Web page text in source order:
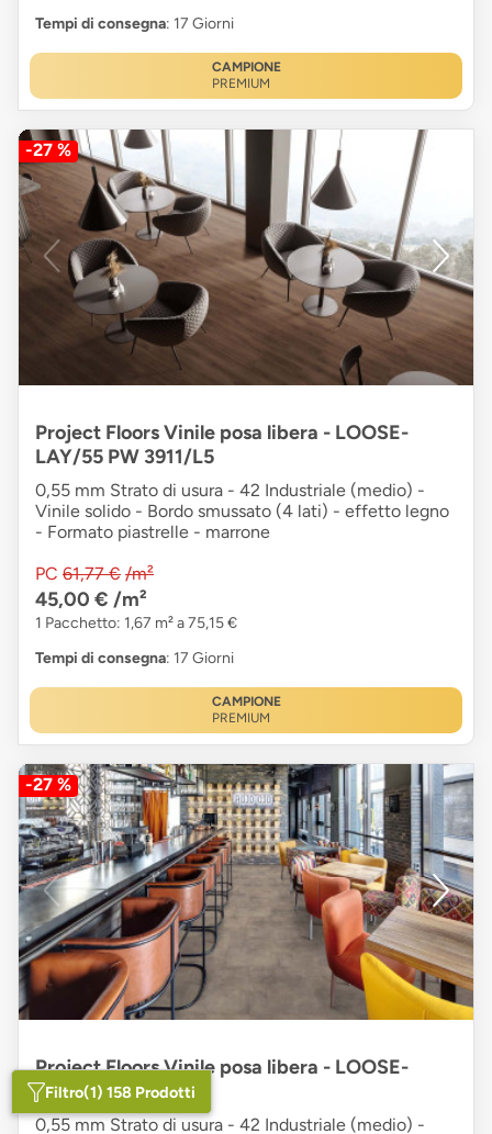
Tempi di consegna: 17 Giorni
CAMPIONE
PREMIUM
-27 %
Project Floors Vinile posa libera - LOOSE-
LAY/55 PW 3911/L5
0,55 mm Strato di usura - 42 Industriale (medio) -
Vinile solido - Bordo smussato (4 lati) - effetto legno
- Formato piastrelle - marrone
PC 61,77 € /m²
45,00 € /m²
1 Pacchetto: 1,67 m² a 75,15 €
Tempi di consegna: 17 Giorni
CAMPIONE
PREMIUM
-27 %
Project Floors Vinile posa libera - LOOSE-
LAY/55 ST 950/L5
0,55 mm Strato di usura - 42 Industriale (medio) -
Filtro(1) 158 Prodotti